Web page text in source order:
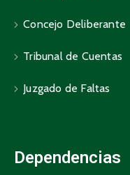
Concejo Deliberante
Tribunal de Cuentas
Juzgado de Faltas
Dependencias